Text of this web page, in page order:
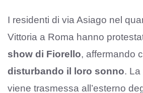
I residenti di via Asiago nel
Vittoria a Roma hanno
show di Fiorello, affermando
disturbando il loro sonno. La
viene trasmessa all’esterno